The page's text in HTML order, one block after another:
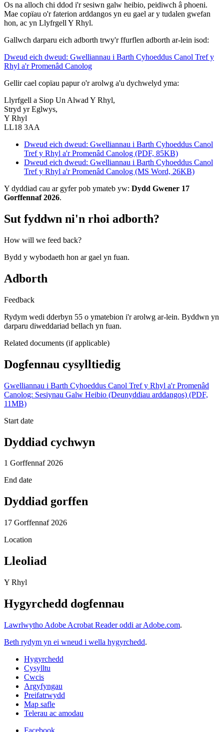
Os na alloch chi ddod i'r sesiwn galw heibio, peidiwch â phoeni.
Mae copïau o'r faterion arddangos yn eu gael ar y tudalen gwefan
hon, ac yn Llyfrgell Y Rhyl.
Gallwch darparu eich adborth trwy'r ffurflen adborth ar-lein isod:
Dweud eich dweud: Gwelliannau i Barth Cyhoeddus Canol Tref y
Rhyl a'r Promenâd Canolog
Gellir cael copïau papur o'r arolwg a'u dychwelyd yma:
Llyrfgell a Siop Un Alwad Y Rhyl,
Stryd yr Eglwys,
Y Rhyl
LL18 3AA
Dweud eich dweud: Gwelliannau i Barth Cyhoeddus Canol
Tref y Rhyl a'r Promenâd Canolog (PDF, 85KB)
Dweud eich dweud: Gwelliannau i Barth Cyhoeddus Canol
Tref y Rhyl a'r Promenâd Canolog (MS Word, 26KB)
Y dyddiad cau ar gyfer pob ymateb yw: Dydd Gwener 17
Gorffennaf 2026.
Sut fyddwn ni'n rhoi adborth?
How will we feed back?
Bydd y wybodaeth hon ar gael yn fuan.
Adborth
Feedback
Rydym wedi dderbyn 55 o ymatebion i'r arolwg ar-lein. Byddwn yn
darparu diweddariad bellach yn fuan.
Related documents (if applicable)
Dogfennau cysylltiedig
Gwelliannau i Barth Cyhoeddus Canol Tref y Rhyl a'r Promenâd
Canolog: Sesiynau Galw Heibio (Deunyddiau arddangos) (PDF,
11MB)
Start date
Dyddiad cychwyn
1 Gorffennaf 2026
End date
Dyddiad gorffen
17 Gorffennaf 2026
Location
Lleoliad
Y Rhyl
Hygyrchedd dogfennau
Lawrlwytho Adobe Acrobat Reader oddi ar Adobe.com.
Beth rydym yn ei wneud i wella hygyrchedd.
Hygyrchedd
Cysylltu
Cwcis
Argyfyngau
Preifatrwydd
Map safle
Telerau ac amodau
Facebook